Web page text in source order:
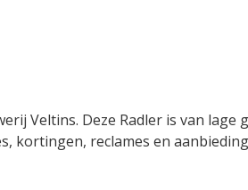
Veltins. Deze Radler is van
kortingen, reclames en